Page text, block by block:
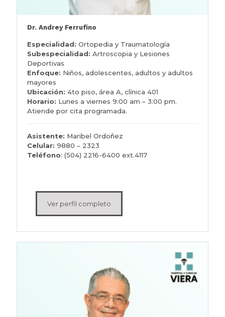
Dr. Andrey Ferrufino
Especialidad: Ortopedia y Traumatología
Subespecialidad: Artroscopia y Lesiones
Deportivas
Enfoque: Niños, adolescentes, adultos y adultos
mayores
Ubicación: 4to piso, área A, clínica 401
Horario: Lunes a viernes 9:00 am – 3:00 pm.
Atiende por cita programada.
Asistente: Maribel Ordoñez
Celular: 9880 – 2323
Teléfono: (504) 2216-6400 ext.4117
Ver perfil completo